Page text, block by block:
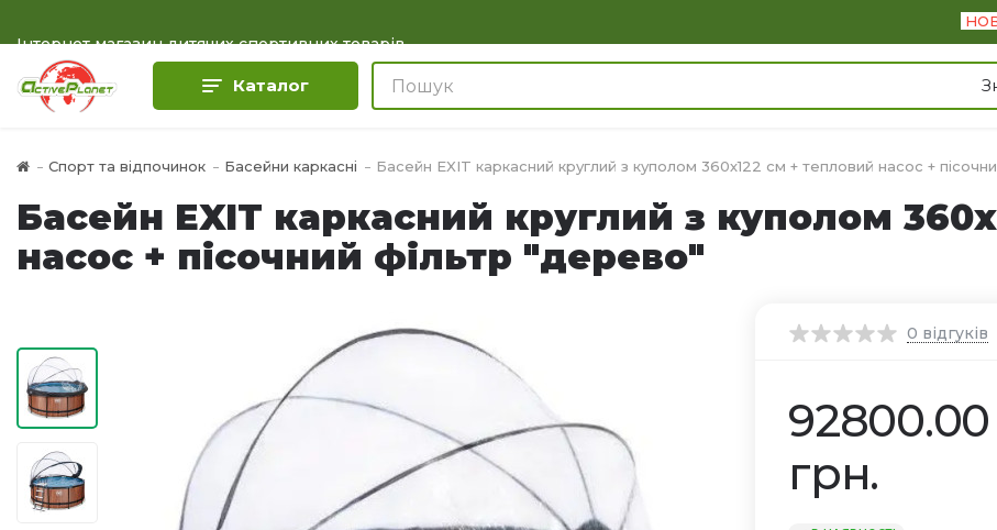
Інтернет магазин дитячих спортивних товарів
Каталог
Спорт та відпочинок Басейни каркасні Басейн EXIT каркасний круглий з куполом 360х122 см + тепловий насос +
Басейн EXIT каркасний круглий з куполом
насос + пісочний фільтр "дерево"
0 відгуків
92800.00
грн.